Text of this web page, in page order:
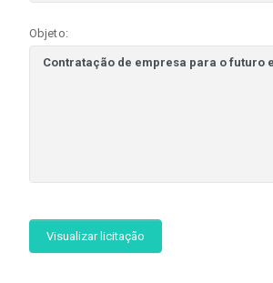
Objeto:
Visualizar licitação